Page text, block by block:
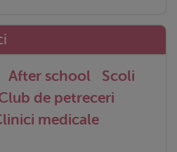
After school
Scoli
de petreceri
medicale